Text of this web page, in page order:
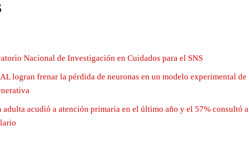
Nacional de Investigación en Cuidados para el SNS
logran frenar la pérdida de neuronas en un modelo experimental de
acudió a atención primaria en el último año y el 57% consultó a